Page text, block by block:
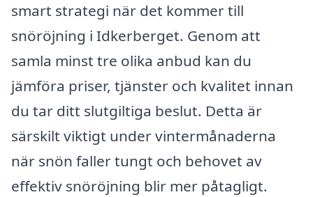
smart strategi när det kommer till
snöröjning i Idkerberget. Genom att
samla minst tre olika anbud kan du
jämföra priser, tjänster och kvalitet innan
du tar ditt slutgiltiga beslut. Detta är
särskilt viktigt under vintermånaderna
när snön faller tungt och behovet av
effektiv snöröjning blir mer påtagligt.